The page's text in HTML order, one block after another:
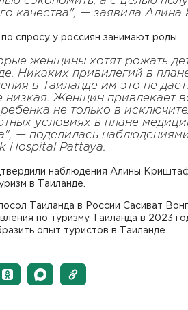
качества", — заявила
спросу у россиян занимают роды.
женщины хотят рожать
Никаких привилегий в
в Таиланде им это не
низкая. Женщин привлекает
не только в
условиях в плане
— поделилась
Hospital Pattaya.
наблюдения Алины
в Таиланде.
Таиланда в России Сасиват
по туризму Таиланда в 2023
опыт туристов в Таиланде.